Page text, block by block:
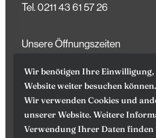
Tel.0211 43 61 57 26
Unsere Öffnungszeiten
(Können an Feiertagen variieren)
Mo – Fr
Wir benötigen Ihre Einwilligung,
Website weiter besuchen können.
Wir verwenden Cookies und
unserer Website. Weitere
Verwendung Ihrer Daten finden